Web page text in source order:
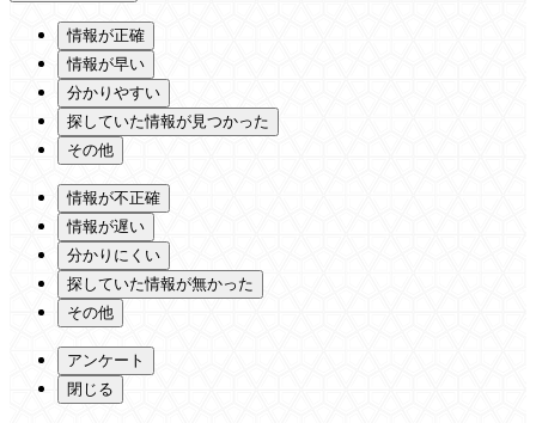
情報が正確
情報が早い
分かりやすい
探していた情報が見つかった
その他
情報が不正確
情報が遅い
分かりにくい
探していた情報が無かった
その他
アンケート
閉じる